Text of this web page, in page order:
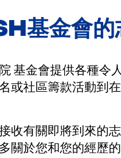
基金會的
基金會提供各種令
或社區籌款活動到
收有關即將到來的
關於您和您的經歷的